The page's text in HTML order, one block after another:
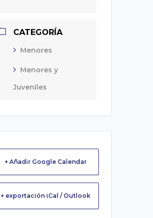
CATEGORÍA
Menores
Menores y
Juveniles
+ Añadir Google Calendar
+ exportación iCal / Outlook